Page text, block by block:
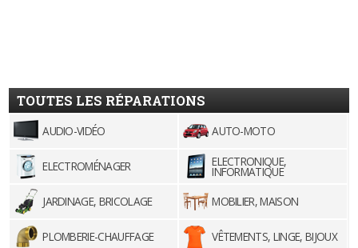
TOUTES LES RÉPARATIONS
AUDIO-VIDÉO AUTO-MOTO
ELECTROMÉNAGER ELECTRONIQUE,
INFORMATIQUE
JARDINAGE, BRICOLAGE
MOBILIER, MAISON
PLOMBERIE-CHAUFFAGE VÊTEMENTS, LINGE, BIJOUX